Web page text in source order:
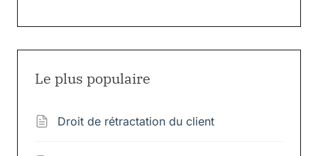
Le plus populaire
Droit de rétractation du client